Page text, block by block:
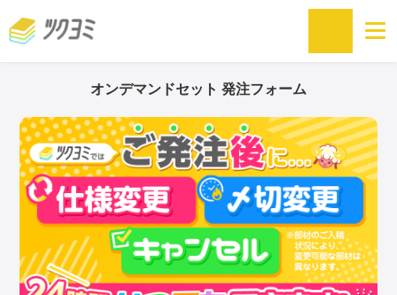
オンデマンドセット 発注フォーム